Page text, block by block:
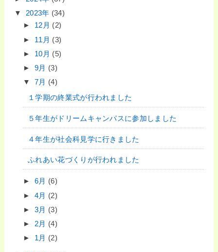
▼ 2023年 (34)
► 12月 (2)
► 11月 (3)
► 10月 (5)
► 9月 (3)
▼ 7月 (4)
１学期の終業式が行われました
５年生がドリームキャンパスに参加しました
４年生が社会科見学に行きました
ふれあい花づくりが行われました
► 6月 (6)
► 4月 (2)
► 3月 (3)
► 2月 (4)
► 1月 (2)